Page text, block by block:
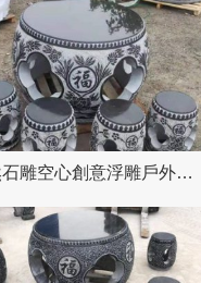
天然石雕空心創意浮雕戶外公園石桌石凳